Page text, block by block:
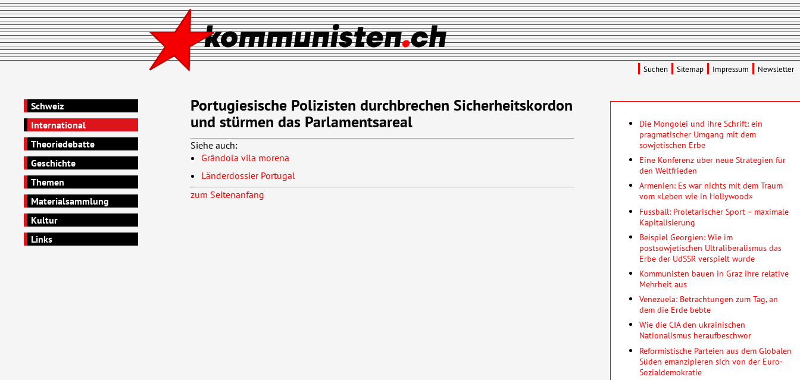
Schweiz
International
Theoriedebatte
Geschichte
Themen
Materialsammlung
Kultur
Links
Portugiesische Polizisten durchbrechen Sicherheitskordon
und stürmen das Parlamentsareal
Siehe auch:
Grândola vila morena
Länderdossier Portugal
zum Seitenanfang
Die Mongolei und ihre Schrift: ein
pragmatischer Umgang mit dem
sowjetischen Erbe
Eine Konferenz über neue Strategien für
den Weltfrieden
Armenien: Es war nichts mit dem Traum
vom «Leben wie in Hollywood»
Fussball: Proletarischer Sport – maximale
Kapitalisierung
Beispiel Georgien: Wie im
postsowjetischen Ultraliberalismus das
Erbe der UdSSR verspielt wurde
Kommunisten bauen in Graz ihre relative
Mehrheit aus
Venezuela: Betrachtungen zum Tag, an
dem die Erde bebte
Wie die CIA den ukrainischen
Nationalismus heraufbeschwor
Reformistische Parteien aus dem Globalen
Süden emanzipieren sich von der Euro-
Sozialdemokratie
Suchen Sitemap Impressum Newsletter